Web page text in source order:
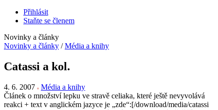
Přihlásit
Staňte se členem
Novinky a články
Novinky a články / Média a knihy
Catassi a kol.
4. 6. 2007
Média a knihy
Článek o množství lepku ve stravě celiaka, které ještě nevyvolává
reakci + text v anglickém jazyce je „zde“:[/download/media/catassi